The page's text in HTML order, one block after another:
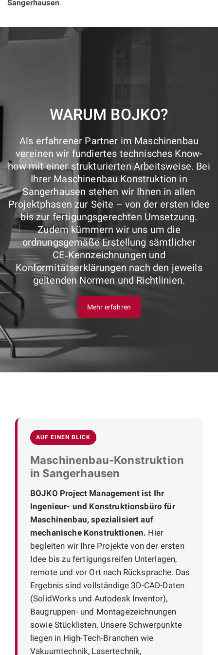
Sangerhausen.
WARUM BOJKO?
Als erfahrener Partner im Maschinenbau
vereinen wir fundiertes technisches Know-
how mit einer strukturierten Arbeitsweise. Bei
Ihrer Maschinenbau Konstruktion in
Sangerhausen stehen wir Ihnen in allen
Projektphasen zur Seite – von der ersten Idee
bis zur fertigungsgerechten Umsetzung.
Zudem kümmern wir uns um die
ordnungsgemäße Erstellung sämtlicher
CE‑Kennzeichnungen und
Konformitätserklärungen nach den jeweils
geltenden Normen und Richtlinien.
Mehr erfahren
AUF EINEN BLICK
Maschinenbau-Konstruktion
in Sangerhausen
BOJKO Project Management ist Ihr
Ingenieur- und Konstruktionsbüro für
Maschinenbau, spezialisiert auf
mechanische Konstruktionen. Hier
begleiten wir Ihre Projekte von der ersten
Idee bis zu fertigungsreifen Unterlagen,
remote und vor Ort nach Rücksprache. Das
Ergebnis sind vollständige 3D-CAD-Daten
(SolidWorks und Autodesk Inventor),
Baugruppen- und Montagezeichnungen
sowie Stücklisten. Unsere Schwerpunkte
liegen in High-Tech-Branchen wie
Vakuumtechnik, Lasertechnik,